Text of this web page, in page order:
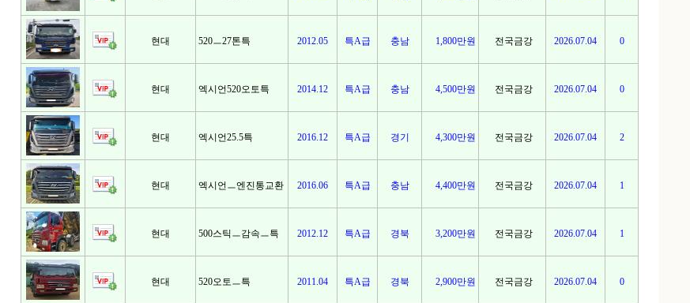
현대 520ㅡ27톤특 2012.05 특A급 충남 1,800만원 전국금강 2026.07.04 0
현대 엑시언520오토특 2014.12 특A급 충남 4,500만원 전국금강 2026.07.04 0
현대 엑시언25.5특 2016.12 특A급 경기 4,300만원 전국금강 2026.07.04 2
현대 엑시언ㅡ엔진통교환 2016.06 특A급 충남 4,400만원 전국금강 2026.07.04 1
현대 500스틱ㅡ감속ㅡ특 2012.12 특A급 경북 3,200만원 전국금강 2026.07.04 1
현대 520오토ㅡ특 2011.04 특A급 경북 2,900만원 전국금강 2026.07.04 0